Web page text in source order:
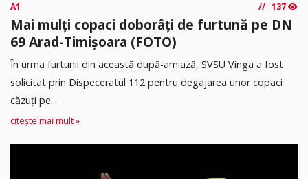
A1 137
Mai mulți copaci doborâți de furtună pe DN
69 Arad-Timișoara (FOTO)
În urma furtunii din această după-amiază, SVSU Vinga a fost
solicitat prin Dispeceratul 112 pentru degajarea unor copaci
căzuți pe...
citește mai mult »